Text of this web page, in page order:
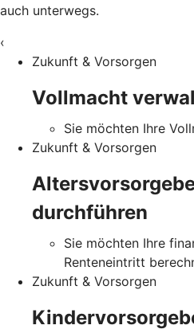
auch unterwegs.
‹
Zukunft & Vorsorgen
Vollmacht
Sie möchten Ihre
Zukunft & Vorsorgen
durchführen
Sie möchten Ihre
Renteneintritt
Zukunft & Vorsorgen